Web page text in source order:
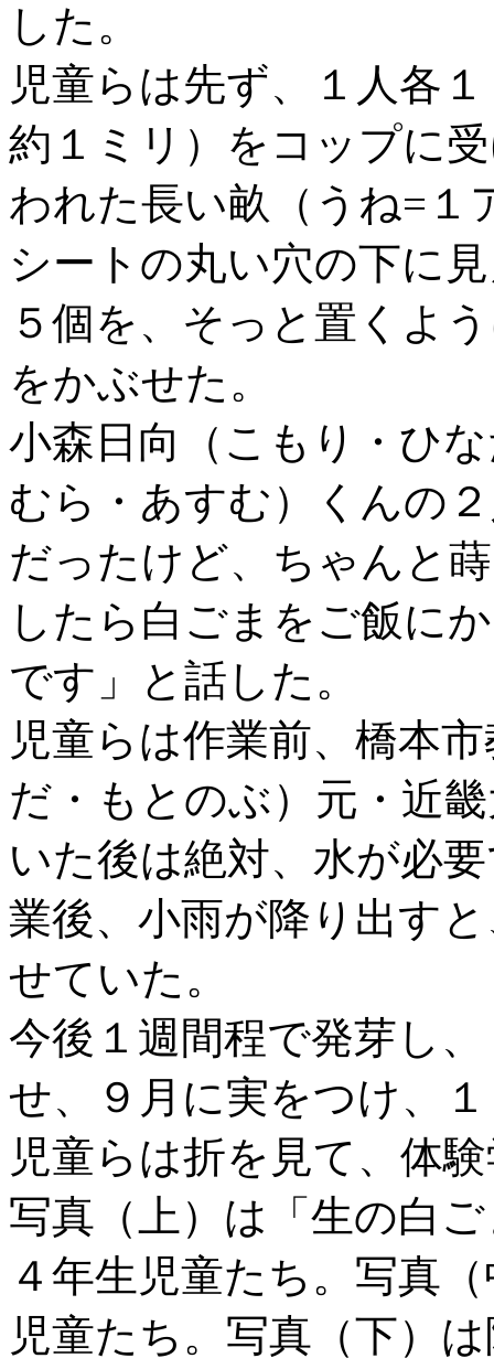
した。
児童らは先ず、１人各
約１ミリ）をコップに
われた長い畝（うね=１
シートの丸い穴の下に
５個を、そっと置くよ
をかぶせた。
小森日向（こもり・ひ
むら・あすむ）くんの
だったけど、ちゃんと
したら白ごまをご飯に
です」と話した。
児童らは作業前、橋本
だ・もとのぶ）元・近
いた後は絶対、水が必
業後、小雨が降り出す
せていた。
今後１週間程で発芽し
せ、９月に実をつけ、
児童らは折を見て、体
写真（上）は「生の白
４年生児童たち。写真
児童たち。写真（下）